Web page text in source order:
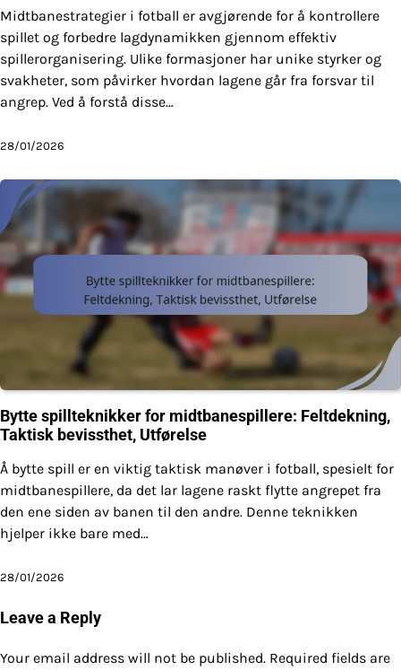
Midtbanestrategier i fotball er avgjørende for å kontrollere
spillet og forbedre lagdynamikken gjennom effektiv
spillerorganisering. Ulike formasjoner har unike styrker og
svakheter, som påvirker hvordan lagene går fra forsvar til
angrep. Ved å forstå disse…
28/01/2026
Bytte spillteknikker for midtbanespillere: Feltdekning,
Taktisk bevissthet, Utførelse
Å bytte spill er en viktig taktisk manøver i fotball, spesielt for
midtbanespillere, da det lar lagene raskt flytte angrepet fra
den ene siden av banen til den andre. Denne teknikken
hjelper ikke bare med…
28/01/2026
Leave a Reply
Your email address will not be published. Required fields are